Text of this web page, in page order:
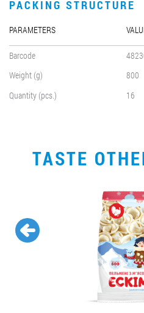
PACKING STRUCTURE
PARAMETERS
Barcode
Weight (g)
800
Quantity (pcs.)
16
TASTE